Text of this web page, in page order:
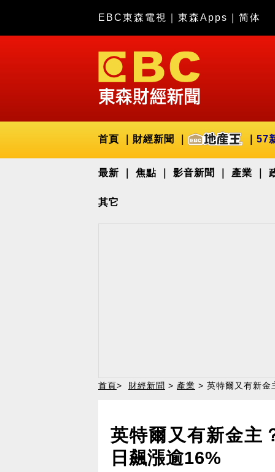
EBC東森電視 東森Apps 简体
首頁 財經新聞 57
最新 焦點 影音新聞 產業
其它
首頁> 財經新聞 > 產業 > 英特爾又有新金
英特爾又有新金主
日飆漲逾16%